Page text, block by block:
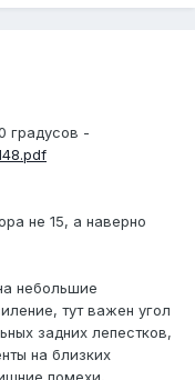
градусов -
не 15, а наверно
небольшие
тут важен угол
задних лепестков,
на близких